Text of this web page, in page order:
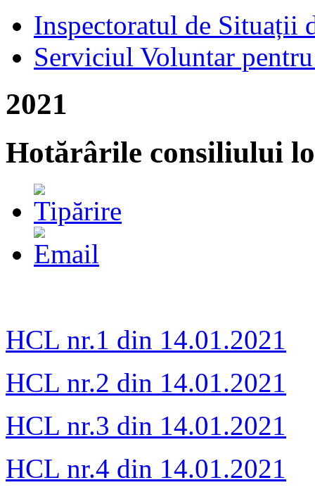
Inspectoratul de Situații
Serviciul Voluntar
2021
Hotărârile consiliului
HCL nr.1 din 14.01.2021
HCL nr.2 din 14.01.2021
HCL nr.3 din 14.01.2021
HCL nr.4 din 14.01.2021